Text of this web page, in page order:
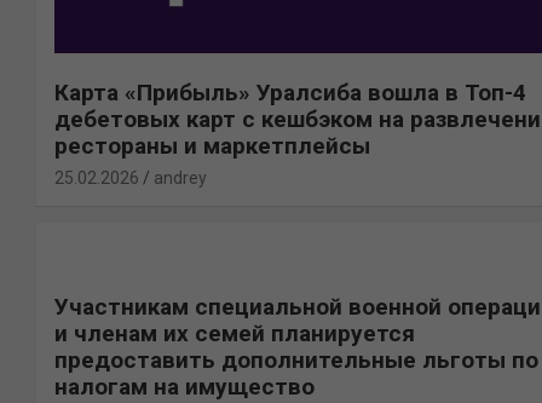
Карта «Прибыль» Уралсиба вошла в Топ-4
дебетовых карт с кешбэком на
рестораны и маркетплейсы
25.02.2026 andrey
Участникам специальной военной
и членам их семей планируется
предоставить дополнительные льготы по
налогам на имущество